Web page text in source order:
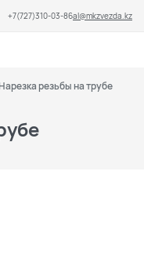
+7(727)310-03-86al@mkzvezda.kz
Нарезка резьбы на трубе